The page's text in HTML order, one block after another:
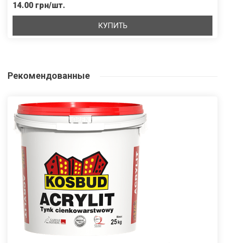
14.00 грн/шт.
КУПИТЬ
Рекомендованные